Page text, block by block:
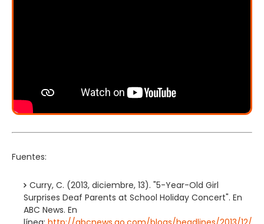
Fuentes:
Curry, C. (2013, diciembre, 13). "5-Year-Old Girl
Surprises Deaf Parents at School Holiday Concert". En
ABC News. En